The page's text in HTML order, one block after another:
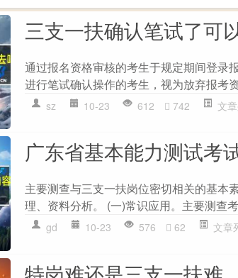
三支一扶确认笔试了可
通过报名资格审核的考生于规定期间登录
进行笔试确认操作的考生，视为放弃报考
sz 10-23 612 742 文
广东省基本能力测试考
主要测查与三支一扶岗位密切相关的基本
理、资料分析。 (一)常识应用。主要测查
gd 10-23 576 62 文章